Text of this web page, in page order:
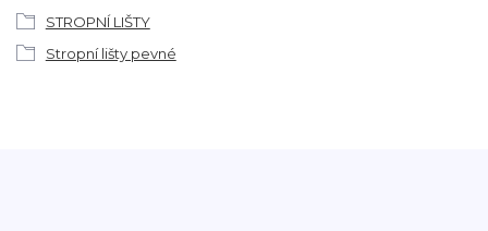
STROPNÍ LIŠTY
Stropní lišty pevné